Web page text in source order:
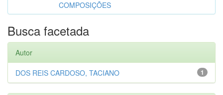
COMPOSIÇÕES
Busca facetada
Autor
1
DOS REIS CARDOSO, TACIANO